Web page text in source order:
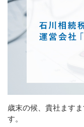
お
歳末の候、貴社ます
す。